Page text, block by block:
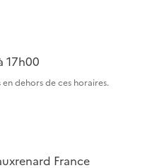
17h00
dehors de ces horaires.
France